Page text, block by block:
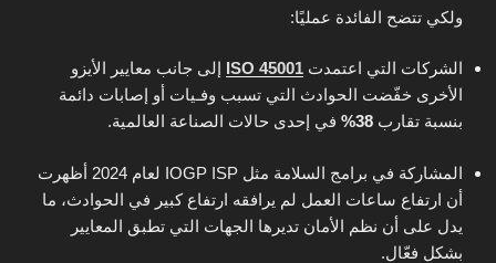
ولكي تتضح الفائدة عمليًا:
الشركات التي اعتمدت ISO 45001 إلى جانب معايير الأيزو
الأخرى خفّضت الحوادث التي تسبب وفـيات أو إصابات دائمة
بنسبة تقارب 38% في إحدى حالات الصناعة العالمية.
المشاركة في برامج السلامة مثل IOGP ISP لعام 2024 أظهرت
أن ارتفاع ساعات العمل لم يرافقه ارتفاع كبير في الحوادث، ما
يدل على أن نظم الأمان تديرها الجهات التي تطبق المعايير
بشكل فعّال.